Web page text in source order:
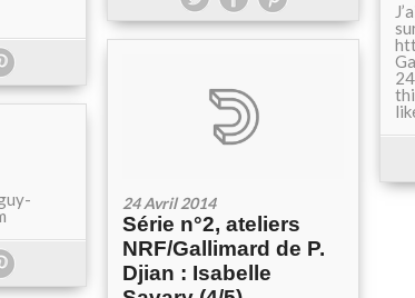
24 Avril 2014
Série n°2, ateliers
NRF/Gallimard de P.
Djian : Isabelle